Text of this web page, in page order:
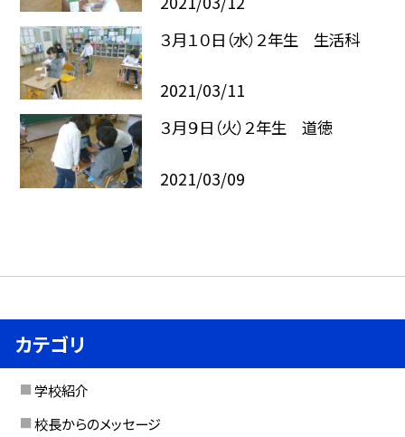
３月１０日（水）２年生 生活科
2021/03/11
３月９日（火）２年生 道徳
2021/03/09
カテゴリ
学校紹介
校長からのメッセージ